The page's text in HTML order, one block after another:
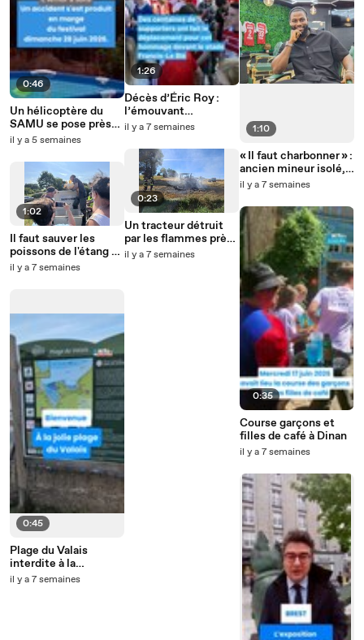
0:46
Un hélicoptère du
SAMU se pose près
du festival Bobital-
il y a 5 semaines
1:02
Il faut sauver les
poissons de l'étang de
La Motte (Côtes-
il y a 7 semaines
0:45
Plage du Valais
interdite à la
baignade
il y a 7 semaines
1:26
Décès d’Éric Roy :
l’émouvant
hommage des
king »
il y a 7 semaines
0:23
Un tracteur détruit
par les flammes près
de Loudéac (Côtes-
il y a 7 semaines
1:10
« Il faut charbonner » :
ancien mineur isolé,
Bubarkar Bah est
d'entreprise à Brest
il y a 7 semaines
0:35
Course garçons et
filles de café à Dinan
il y a 7 semaines